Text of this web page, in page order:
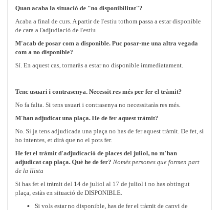
Quan acaba la situació de "no disponibilitat"?
Acaba a final de curs. A partir de l'estiu tothom passa a estar disponible
de cara a l'adjudiació de l'estiu.
M'acab de posar com a disponible. Puc posar-me una altra vegada
com a no disponible?
Sí. En aquest cas, tornaràs a estar no disponible immediatament.
Tenc usuari i contrasenya. Necessit res més per fer el tràmit?
No fa falta. Si tens usuari i contrasenya no necessitaràs res més.
M'han adjudicat una plaça. He de fer aquest tràmit?
No. Si ja tens adjudicada una plaça no has de fer aquest tràmit. De fet, si
ho intentes, et dirà que no el pots fer.
He fet el tràmit d'adjudicació de places del juliol, no m'han
adjudicat cap plaça. Què he de fer? Només persones que formen part
de la llista
Si has fet el tràmit del 14 de juliol al 17 de juliol i no has obtingut
plaça, estàs en situació de DISPONIBLE.
Si vols estar no disponible, has de fer el tràmit de canvi de